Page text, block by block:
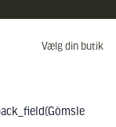
Vælg din butik